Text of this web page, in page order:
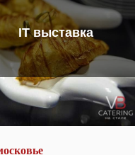
IT выставка